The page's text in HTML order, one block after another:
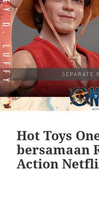
Hot Toys
bersamaan
Action